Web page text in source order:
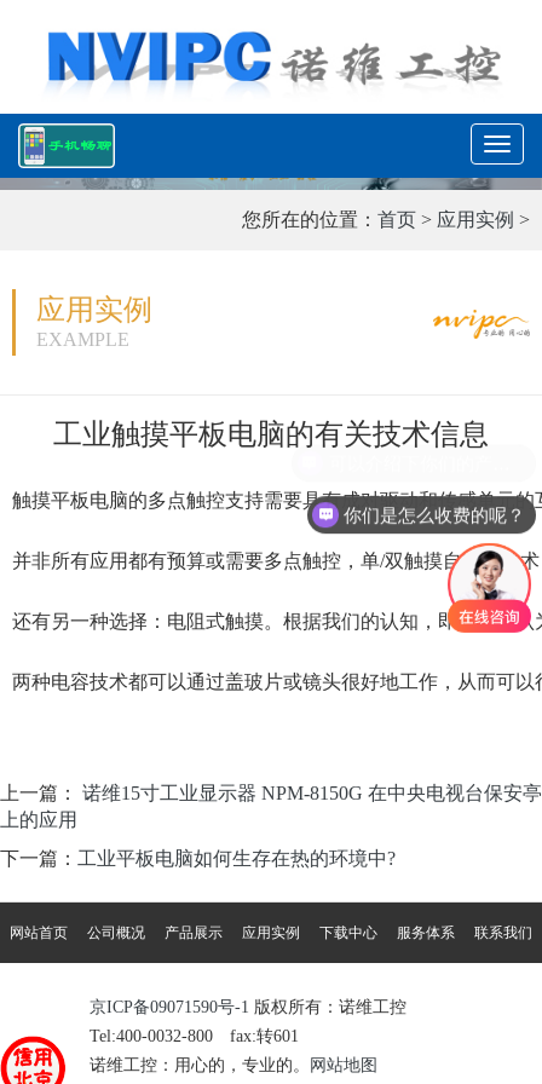
T
o
g
a
i
o
n
您所在的位置： 首页 > 应用实例 >
应用实例
EXAMPLE
工业触摸平板电脑的有关技术信息
触摸平板电脑的多点触控支持需要具有成对驱动和传感单元
并非所有应用都有预算或需要多点触控，单/双触摸自电容技
还有另一种选择：电阻式触摸。根据我们的认知，即使它被
两种电容技术都可以通过盖玻片或镜头很好地工作，从而可
上一篇：
诺维15寸工业显示器 NPM-8150G 在中央电视台保安亭
上的应用
下一篇： 工业平板电脑如何生存在热的环境中?
网站首页 公司概况 产品展示 应用实例 下载中心 服务体系 联系我们
京ICP备09071590号-1 版权所有：诺维工控
Tel:400-0032-800 fax:转601
诺维工控：用心的，专业的。 网站地图
你们是怎么收费的呢？